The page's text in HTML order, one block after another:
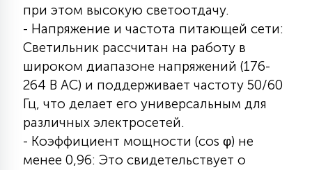
при этом высокую светоотдачу.
- Напряжение и частота питающей сети:
Светильник рассчитан на работу в
широком диапазоне напряжений (176-
264 В АС) и поддерживает частоту 50/60
Гц, что делает его универсальным для
различных электросетей.
- Коэффициент мощности (cos φ) не
менее 0,96: Это свидетельствует о